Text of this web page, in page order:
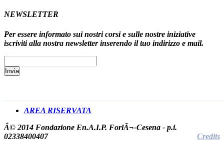
NEWSLETTER
Per essere informato sui nostri corsi e sulle nostre iniziative
iscriviti alla nostra newsletter inserendo il tuo indirizzo e mail.
AREA RISERVATA
Â© 2014 Fondazione En.A.I.P. ForlÃ¬-Cesena - p.i.
02338400407
Credits